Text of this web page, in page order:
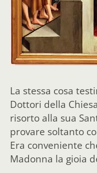
La stessa cosa
Dottori della
risorto alla sua
provare soltanto
Era conveniente
Madonna la gioia